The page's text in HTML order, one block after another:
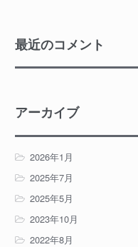
最近のコメント
アーカイブ
2026年1月
2025年7月
2025年5月
2023年10月
2022年8月